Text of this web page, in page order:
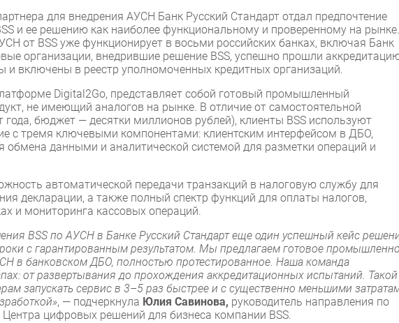
для внедрения АУСН Банк Русский Стандарт отдал предпочтение
и ее решению как наиболее функциональному и проверенному на рынке.
от BSS уже функционирует в восьми российских банках, включая Банк
организации, внедрившие решение BSS, успешно прошли
и включены в реестр уполномоченных кредитных организаций.
Digital2Go, представляет собой готовый промышленный
не имеющий аналогов на рынке. В отличие от самостоятельной
года, бюджет — десятки миллионов рублей), клиенты BSS используют
с тремя ключевыми компонентами: клиентским интерфейсом в ДБО,
обмена данными и аналитической системой для разметки операций и
автоматической передачи транзакций в налоговую службу для
декларации, а также полный спектр функций для оплаты налогов,
и мониторинга кассовых операций.
BSS по АУСН в Банке Русский Стандарт еще один успешный кейс
с гарантированным результатом. Мы предлагаем готовое
в банковском ДБО, полностью протестированное. Наша команда
от развертывания до прохождения аккредитационных испытаний. Такой
запускать сервис в 3–5 раз быстрее и с существенно меньшими
, — подчеркнула Юлия Савинова, руководитель направления по
цифровых решений для бизнеса компании BSS.